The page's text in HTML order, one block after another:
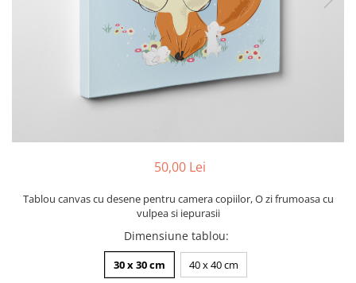
Tricou personalizat cu imaginea
sau textul tau
Tablouri PVC copii
50,00 Lei
Tablou canvas cu desene pentru camera copiilor, O zi frumoasa cu
vulpea si iepurasii
Dimensiune tablou:
30 x 30 cm 40 x 40 cm